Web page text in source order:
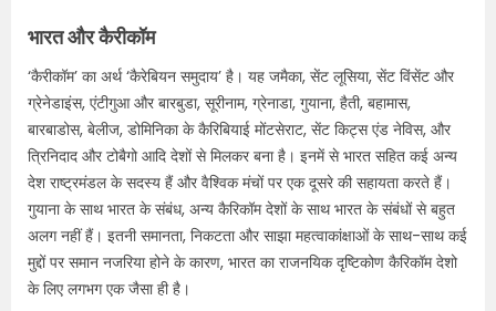
भारत और कैरीकॉम
‘कैरीकॉम’ का अर्थ ‘कैरेबियन समुदाय’ है। यह जमैका, सेंट लूसिया, सेंट विंसेंट और
ग्रेनेडाइंस, एंटीगुआ और बारबुडा, सूरीनाम, ग्रेनाडा, गुयाना, हैती, बहामास,
बारबाडोस, बेलीज, डोमिनिका के कैरिबियाई मोंटसेराट, सेंट किट्स एंड नेविस, और
त्रिनिदाद और टोबैगो आदि देशों से मिलकर बना है। इनमें से भारत सहित कई अन्य
देश राष्ट्रमंडल के सदस्य हैं और वैश्विक मंचों पर एक दूसरे की सहायता करते हैं।
गुयाना के साथ भारत के संबंध, अन्य कैरिकॉम देशों के साथ भारत के संबंधों से बहुत
अलग नहीं हैं। इतनी समानता, निकटता और साझा महत्वाकांक्षाओं के साथ-साथ कई
मुद्दों पर समान नजरिया होने के कारण, भारत का राजनयिक दृष्टिकोण कैरिकॉम देशो
के लिए लगभग एक जैसा ही है।